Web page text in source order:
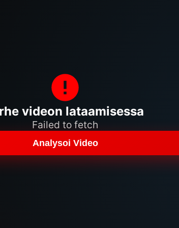
videon lataamisessa
Failed to fetch
Analysoi Video